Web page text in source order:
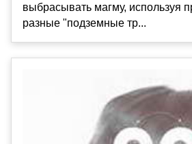
выбрасывать магму, используя
разные "подземные тр...